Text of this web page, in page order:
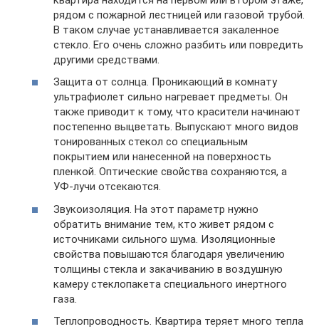
рядом с пожарной лестницей или газовой трубой.
В таком случае устанавливается закаленное
стекло. Его очень сложно разбить или повредить
другими средствами.
Защита от солнца. Проникающий в комнату
ультрафиолет сильно нагревает предметы. Он
также приводит к тому, что красители начинают
постепенно выцветать. Выпускают много видов
тонированных стекол со специальным
покрытием или нанесенной на поверхность
пленкой. Оптические свойства сохраняются, а
УФ-лучи отсекаются.
Звукоизоляция. На этот параметр нужно
обратить внимание тем, кто живет рядом с
источниками сильного шума. Изоляционные
свойства повышаются благодаря увеличению
толщины стекла и закачиванию в воздушную
камеру стеклопакета специального инертного
газа.
Теплопроводность. Квартира теряет много тепла